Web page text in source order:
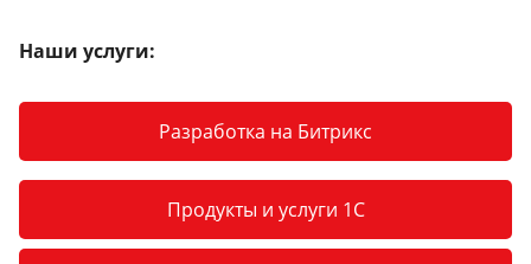
Наши услуги:
Разработка на Битрикс
Продукты и услуги 1С